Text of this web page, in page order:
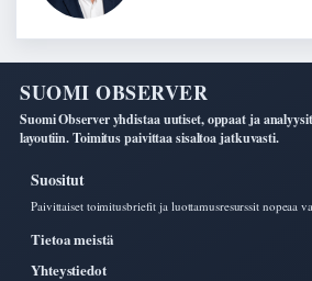
SUOMI OBSERVER
Suomi Observer yhdistaa uutiset, oppaat ja
layoutiin. Toimitus paivittaa sisaltoa jatkuvasti.
Suositut
Paivittaiset toimitusbriefit ja luottamusresurssit nopeaa
Tietoa meistä
Yhteystiedot